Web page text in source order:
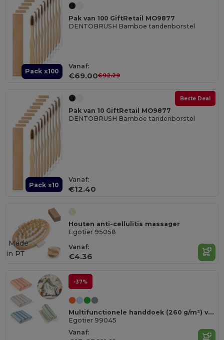
Pack x100
Pak van 100 GiftRetail MO9877
DENTOBRUSH Bamboe tandenborstel
Vanaf:
€69.00€92.29
Pack x10
Beste Deal
Pak van 10 GiftRetail MO9877
DENTOBRUSH Bamboe tandenborstel
Vanaf:
€12.40
Houten anti-cellulitis massager
Egotier 95058
Vanaf:
€4.36
Made
in PT
-37%
Multifunctionele handdoek (260 g/m²) van licht en resistent katoen (90%) en gerecycled katoen (10%)
Egotier 99045
Vanaf: